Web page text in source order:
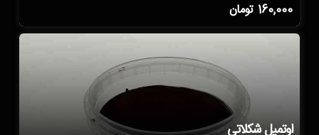
160,000 تومان
اوتمیل شکلاتی